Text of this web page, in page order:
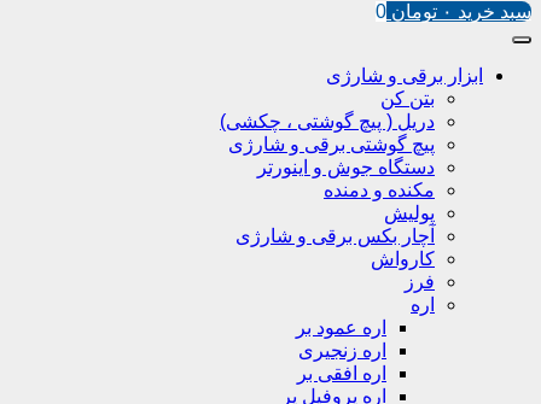
سبد خرید ۰ تومان 0
ابزار برقی و شارژی
بتن کن
دریل ( پیچ گوشتی ، چکشی)
پیچ گوشتی برقی و شارژی
دستگاه جوش و اینورتر
مکنده و دمنده
پولیش
آچار بکس برقی و شارژی
کارواش
فرز
اره
اره عمود بر
اره زنجیری
اره افقی بر
اره پروفیل پر